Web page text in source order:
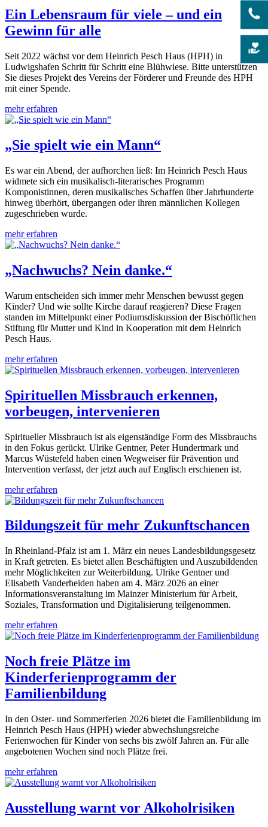
Ein Lebensraum für viele – und ein
Gewinn für alle
Seit 2022 wächst vor dem Heinrich Pesch Haus (HPH) in
Ludwigshafen Schritt für Schritt eine Blühwiese. Bitte unterstützen
Sie dieses Projekt des Vereins der Förderer und Freunde des HPH
mit einer Spende.
mehr erfahren
„Sie spielt wie ein Mann“
Es war ein Abend, der aufhorchen ließ: Im Heinrich Pesch Haus
widmete sich ein musikalisch-literarisches Programm
Komponistinnen, deren musikalisches Schaffen über Jahrhunderte
hinweg überhört, übergangen oder ihren männlichen Kollegen
zugeschrieben wurde.
mehr erfahren
„Nachwuchs? Nein danke.“
Warum entscheiden sich immer mehr Menschen bewusst gegen
Kinder? Und wie sollte Kirche darauf reagieren? Diese Fragen
standen im Mittelpunkt einer Podiumsdiskussion der Bischöflichen
Stiftung für Mutter und Kind in Kooperation mit dem Heinrich
Pesch Haus.
mehr erfahren
Spirituellen Missbrauch erkennen,
vorbeugen, intervenieren
Spiritueller Missbrauch ist als eigenständige Form des Missbrauchs
in den Fokus gerückt. Ulrike Gentner, Peter Hundertmark und
Marcus Wüstefeld haben einen Wegweiser für Prävention und
Intervention verfasst, der jetzt auch auf Englisch erschienen ist.
mehr erfahren
Bildungszeit für mehr Zukunftschancen
In Rheinland-Pfalz ist am 1. März ein neues Landesbildungsgesetz
in Kraft getreten. Es bietet allen Beschäftigten und Auszubildenden
mehr Möglichkeiten zur Weiterbildung. Ulrike Gentner und
Elisabeth Vanderheiden haben am 4. März 2026 an einer
Informationsveranstaltung im Mainzer Ministerium für Arbeit,
Soziales, Transformation und Digitalisierung teilgenommen.
mehr erfahren
Noch freie Plätze im
Kinderferienprogramm der
Familienbildung
In den Oster- und Sommerferien 2026 bietet die Familienbildung im
Heinrich Pesch Haus (HPH) wieder abwechslungsreiche
Ferienwochen für Kinder von sechs bis zwölf Jahren an. Für alle
angebotenen Wochen sind noch Plätze frei.
mehr erfahren
Ausstellung warnt vor Alkoholrisiken